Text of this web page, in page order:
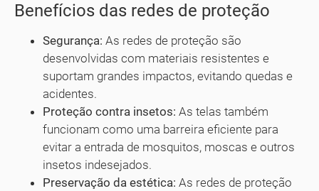
Benefícios das redes de proteção
Segurança: As redes de proteção são
desenvolvidas com materiais resistentes e
suportam grandes impactos, evitando quedas e
acidentes.
Proteção contra insetos: As telas também
funcionam como uma barreira eficiente para
evitar a entrada de mosquitos, moscas e outros
insetos indesejados.
Preservação da estética: As redes de proteção